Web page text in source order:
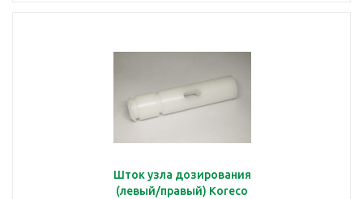
Шток узла дозирования
(левый/правый) Koreco